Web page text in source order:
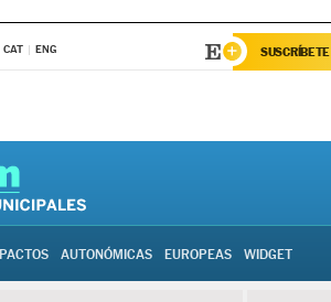
CAT ENG SUSCRÍBETE
PACTOS AUTONÓMICAS EUROPEAS WIDGET